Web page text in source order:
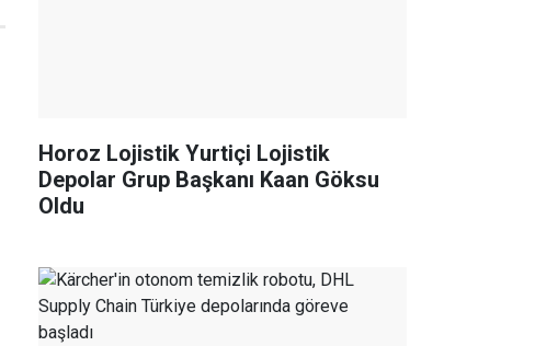
Horoz Lojistik Yurtiçi Lojistik
Depolar Grup Başkanı Kaan Göksu
Oldu